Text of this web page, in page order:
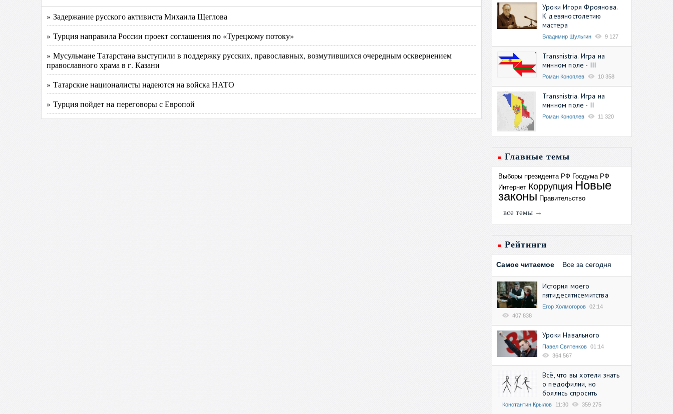
» Задержание русского активиста Михаила Щеглова
» Турция направила России проект соглашения по «Турецкому потоку»
» Мусульмане Татарстана выступили в поддержку русских, православных, возмутившихся очередным осквернением
православного храма в г. Казани
» Татарские националисты надеются на войска НАТО
» Турция пойдет на переговоры с Европой
Уроки Игоря Фроянова.
К девяностолетию
мастера
Владимир Шульгин 9 127
Transnistria. Игра на
минном поле - III
Роман Коноплев 10 358
Transnistria. Игра на
минном поле - II
Роман Коноплев 11 320
Главные темы
Выборы президента РФ Госдума РФ
Интернет Коррупция Новые
законы Правительство
все темы →
Рейтинги
Самое читаемое Все за сегодня
История моего
пятидесятисемитства
Егор Холмогоров 02:14
407 838
Уроки Навального
Павел Святенков 01:14
364 567
Всё, что вы хотели знать
о педофилии, но
боялись спросить
Константин Крылов 11:30 359 275